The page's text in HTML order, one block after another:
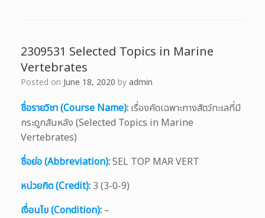
2309531 Selected Topics in Marine
Vertebrates
Posted on June 18, 2020 byadmin
ชื่อรายวิชา (Course Name): เรื่องคัดเฉพาะทางสัตว์ทะเลที่มี
กระดูกสันหลัง (Selected Topics in Marine
Vertebrates)
ชื่อย่อ (Abbreviation):SEL TOP MAR VERT
หน่วยกิต (Credit): 3 (3-0-9)
เงื่อนไข (Condition): –